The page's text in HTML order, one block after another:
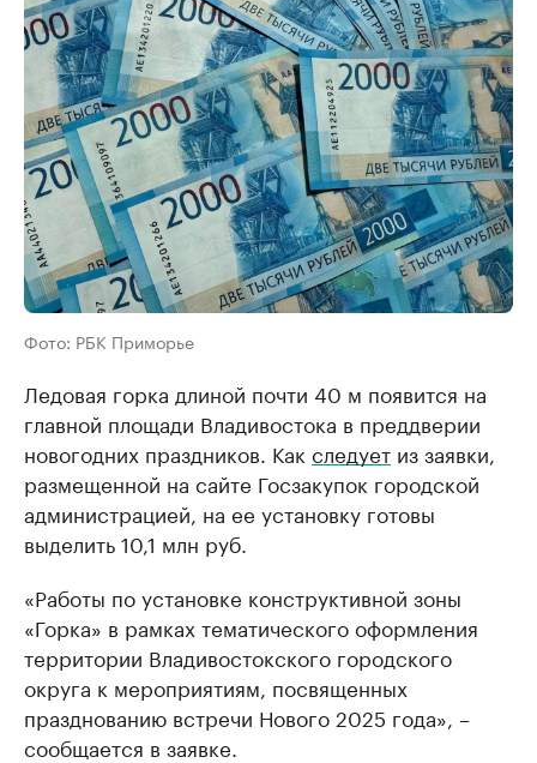
Фото: РБК Приморье
Ледовая горка длиной почти 40 м появится на
главной площади Владивостока в преддверии
новогодних праздников. Как следует из заявки,
размещенной на сайте Госзакупок городской
администрацией, на ее установку готовы
выделить 10,1 млн руб.
«Работы по установке конструктивной зоны
«Горка» в рамках тематического оформления
территории Владивостокского городского
округа к мероприятиям, посвященных
празднованию встречи Нового 2025 года», –
сообщается в заявке.